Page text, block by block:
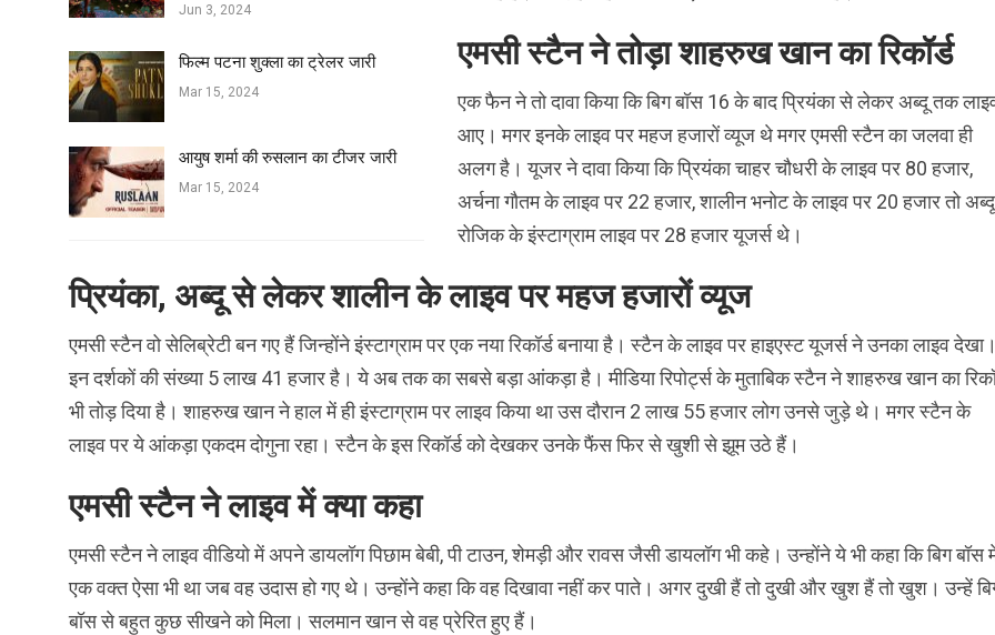
Jun 3, 2024
फिल्‍म पटना शुक्ला का ट्रेलर जारी
Mar 15, 2024
आयुष शर्मा की रुसलान का टीजर जारी
Mar 15, 2024
एमसी स्टैन ने तोड़ा शाहरुख खान का रिकॉर्ड
एक फैन ने तो दावा किया कि बिग बॉस 16 के बाद प्रियंका से लेकर अब्दू तक
आए। मगर इनके लाइव पर महज हजारों व्यूज थे मगर एमसी स्टैन का जलवा ही
अलग है। यूजर ने दावा किया कि प्रियंका चाहर चौधरी के लाइव पर 80 हजार,
अर्चना गौतम के लाइव पर 22 हजार, शालीन भनोट के लाइव पर 20 हजार तो अब्दू
रोजिक के इंस्टाग्राम लाइव पर 28 हजार यूजर्स थे।
प्रियंका, अब्दू से लेकर शालीन के लाइव पर महज हजारों व्यूज
एमसी स्टैन वो सेलिब्रेटी बन गए हैं जिन्होंने इंस्टाग्राम पर एक नया रिकॉर्ड बनाया है। स्टैन के लाइव पर हाइएस्ट यूजर्स ने उनका लाइव देखा।
इन दर्शकों की संख्या 5 लाख 41 हजार है। ये अब तक का सबसे बड़ा आंकड़ा है। मीडिया रिपोर्ट्स के मुताबिक स्टैन ने शाहरुख खान का
भी तोड़ दिया है। शाहरुख खान ने हाल में ही इंस्टाग्राम पर लाइव किया था उस दौरान 2 लाख 55 हजार लोग उनसे जुड़े थे। मगर स्टैन के
लाइव पर ये आंकड़ा एकदम दोगुना रहा। स्टैन के इस रिकॉर्ड को देखकर उनके फैंस फिर से खुशी से झूम उठे हैं।
एमसी स्टैन ने लाइव में क्या कहा
एमसी स्टैन ने लाइव वीडियो में अपने डायलॉग पिछाम बेबी, पी टाउन, शेमड़ी और रावस जैसी डायलॉग भी कहे। उन्होंने ये भी कहा कि बिग बॉस
एक वक्त ऐसा भी था जब वह उदास हो गए थे। उन्होंने कहा कि वह दिखावा नहीं कर पाते। अगर दुखी हैं तो दुखी और खुश हैं तो खुश। उन्हें
बॉस से बहुत कुछ सीखने को मिला। सलमान खान से वह प्रेरित हुए हैं।